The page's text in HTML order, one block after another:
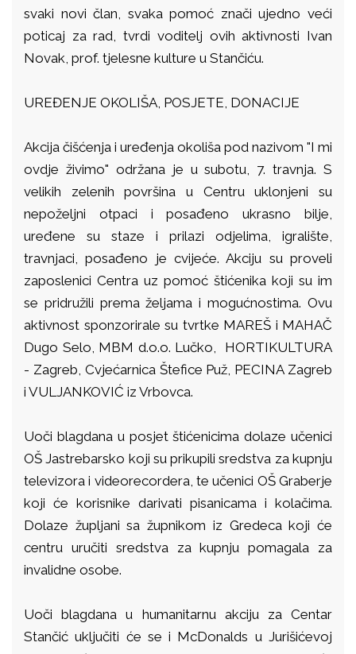
svaki novi član, svaka pomoć znači ujedno veći
poticaj za rad, tvrdi voditelj ovih aktivnosti Ivan
Novak, prof. tjelesne kulture u Stančiću.
UREĐENJE OKOLIŠA, POSJETE, DONACIJE
Akcija čišćenja i uređenja okoliša pod nazivom "I mi
ovdje živimo" održana je u subotu, 7. travnja. S
velikih zelenih površina u Centru uklonjeni su
nepoželjni otpaci i posađeno ukrasno bilje,
uređene su staze i prilazi odjelima, igralište,
travnjaci, posađeno je cvijeće. Akciju su proveli
zaposlenici Centra uz pomoć štićenika koji su im
se pridružili prema željama i mogućnostima. Ovu
aktivnost sponzorirale su tvrtke MAREŠ i MAHAČ
Dugo Selo, MBM d.o.o. Lučko, HORTIKULTURA
- Zagreb, Cvjećarnica Štefice Puž, PECINA Zagreb
i VULJANKOVIĆ iz Vrbovca.
Uoči blagdana u posjet štićenicima dolaze učenici
OŠ Jastrebarsko koji su prikupili sredstva za kupnju
televizora i videorecordera, te učenici OŠ Graberje
koji će korisnike darivati pisanicama i kolačima.
Dolaze župljani sa župnikom iz Gredeca koji će
centru uručiti sredstva za kupnju pomagala za
invalidne osobe.
Uoči blagdana u humanitarnu akciju za Centar
Stančić uključiti će se i McDonalds u Jurišićevoj